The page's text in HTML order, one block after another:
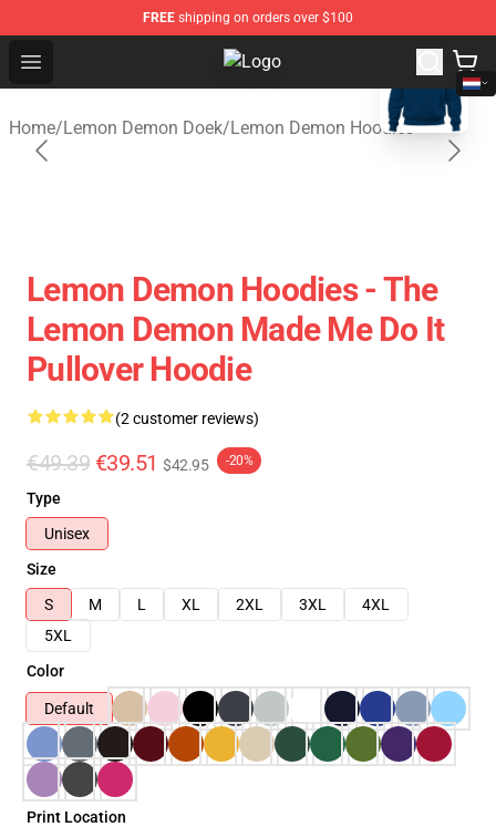
FREE shipping on orders over $100
Open menu Lemon Demon Store - Official
Home/Lemon Demon Doek/Lemon Demon Hoodies
Lemon Demon Hoodies - The
Lemon Demon Made Me Do It
Pullover Hoodie
(2 customer reviews)
€49.39 €39.51 $42.95 -20%
Type
Unisex
Size
S
M L XL 2XL 3XL
4XL
5XL
Color
Default
Print Location